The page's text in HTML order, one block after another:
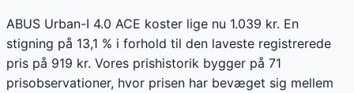
ABUS Urban-I 4.0 ACE koster lige nu 1.039 kr. En
stigning på 13,1 % i forhold til den laveste registrerede
pris på 919 kr. Vores prishistorik bygger på 71
prisobservationer, hvor prisen har bevæget sig mellem